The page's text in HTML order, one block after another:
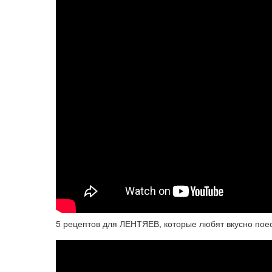
5 рецептов для ЛЕНТЯЕВ, которые любят вкусно